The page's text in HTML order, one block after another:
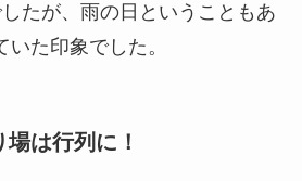
たが、雨の日ということもあ
いた印象でした。
は行列に！